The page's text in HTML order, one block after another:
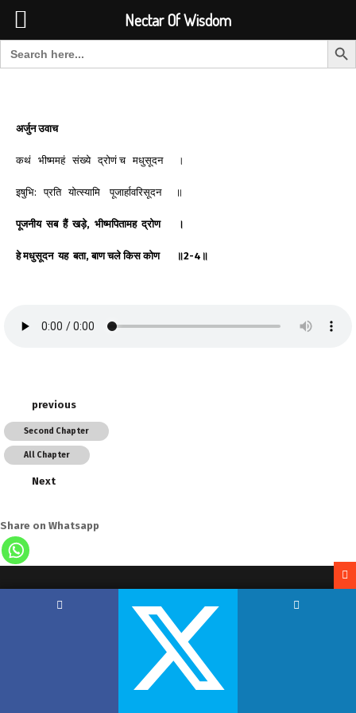
Search for: Search
अर्जुन उवाच
कथं भीष्ममहं संख्ये द्रोणं च मधुसूदन ।
इषुभि: प्रति योत्स्यामि पूजार्हावरिसूदन ॥
पूजनीय सब हैं खड़े, भीष्मपितामह द्रोण ।
हे मधुसूदन यह बता,बाण चले किस कोण ॥2-4 ॥
previous
Second Chapter
All Chapter
Next
Share on Whatsapp
Nectar Of Wisdom